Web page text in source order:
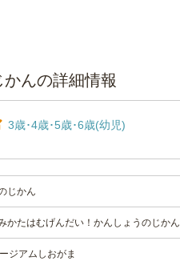
かんの詳細情報
3歳･4歳･5歳･6歳(幼児)
じかん
かたはむげんだい！かんしょうのじかん
ジアムしおがま